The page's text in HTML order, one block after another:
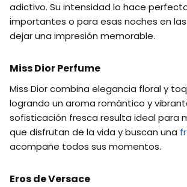
adictivo. Su intensidad lo hace
importantes o para esas noches en
dejar una impresión memorable.
Miss Dior Perfume
Miss Dior combina elegancia floral y
logrando un aroma romántico y
sofisticación fresca resulta ideal para
que disfrutan de la vida y buscan una
acompañe todos sus momentos.
Eros de Versace